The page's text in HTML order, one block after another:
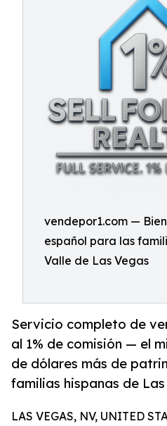
vendepor1.com —
español para las
Valle de Las Vegas
Servicio completo de
al 1% de comisión — el
de dólares más de
familias hispanas de
LAS VEGAS, NV, UNITED